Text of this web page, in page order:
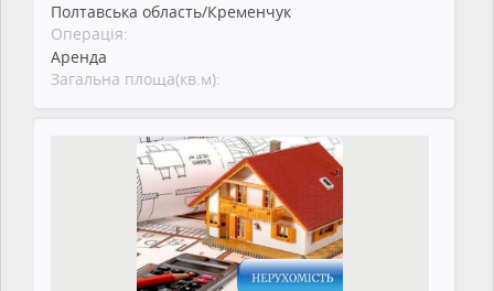
Полтавська область/Кременчук
Операція:
Аренда
Загальна площа(кв.м):